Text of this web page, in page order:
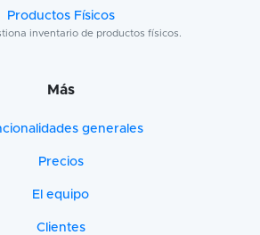
Productos Físicos
inventario de productos físicos.
Más
generales
Precios
El equipo
Clientes